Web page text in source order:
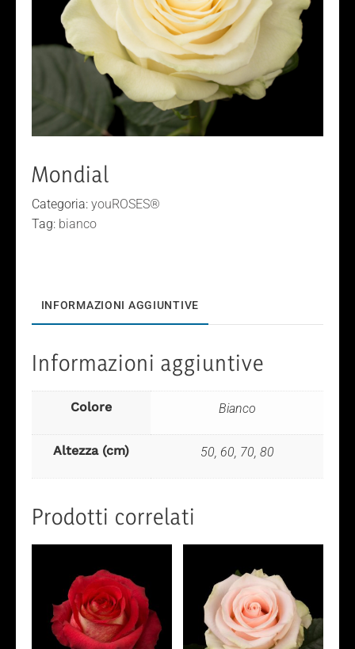
Mondial
Categoria: youROSES®
Tag: bianco
INFORMAZIONI AGGIUNTIVE
Informazioni aggiuntive
Colore Bianco
Altezza (cm) 50, 60, 70, 80
Prodotti correlati